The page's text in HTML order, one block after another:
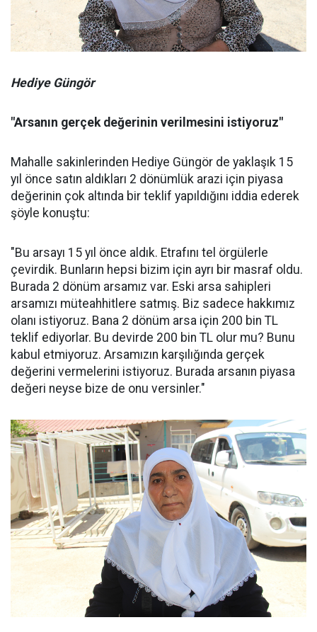
Hediye Güngör
"Arsanın gerçek değerinin verilmesini istiyoruz"
Mahalle sakinlerinden Hediye Güngör de yaklaşık 15
yıl önce satın aldıkları 2 dönümlük arazi için piyasa
değerinin çok altında bir teklif yapıldığını iddia ederek
şöyle konuştu:
"Bu arsayı 15 yıl önce aldık. Etrafını tel örgülerle
çevirdik. Bunların hepsi bizim için ayrı bir masraf oldu.
Burada 2 dönüm arsamız var. Eski arsa sahipleri
arsamızı müteahhitlere satmış. Biz sadece hakkımız
olanı istiyoruz. Bana 2 dönüm arsa için 200 bin TL
teklif ediyorlar. Bu devirde 200 bin TL olur mu? Bunu
kabul etmiyoruz. Arsamızın karşılığında gerçek
değerini vermelerini istiyoruz. Burada arsanın piyasa
değeri neyse bize de onu versinler."